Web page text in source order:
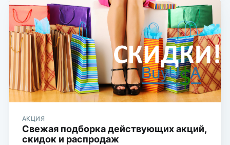
АКЦИЯ
Свежая подборка действующих акций,
скидок и распродаж